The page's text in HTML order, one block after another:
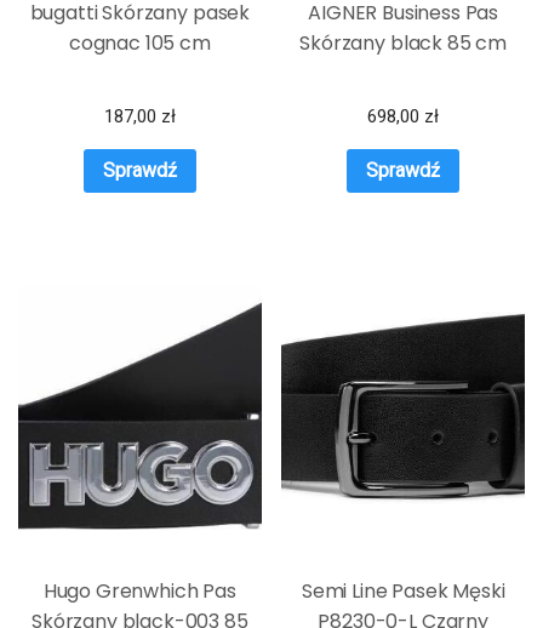
bugatti Skórzany pasek
cognac 105 cm
187,00 zł
Sprawdź
AIGNER Business Pas
Skórzany black 85 cm
698,00 zł
Sprawdź
Hugo Grenwhich Pas
Skórzany black-003 85
Semi Line Pasek Męski
P8230-0-L Czarny